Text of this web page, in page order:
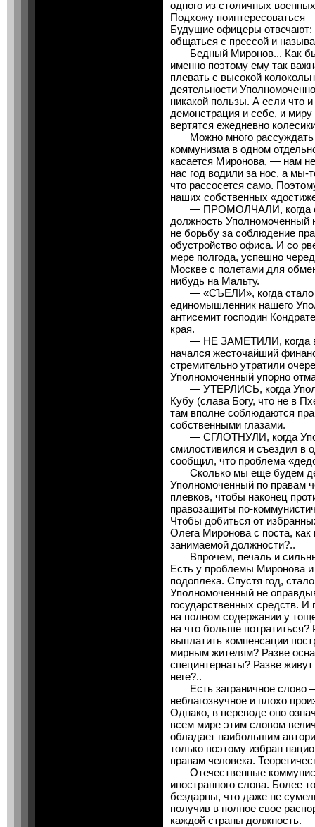
одного из столичных
Подхожу поинтересоваться
Будущие офицеры отвечают:
общаться с прессой и
Бедный Миронов... Как
именно поэтому ему так
плевать с высокой
деятельности
никакой пользы. А если что
демонстрация и себе, и миру
вертятся ежедневно
Можно много рассуждать
коммунизма в одном
касается Миронова, — нам
нас год водили за нос, а мы-
что рассосется само.
наших собственных
— ПРОМОЛЧАЛИ, когда
должность Уполномоченный
не борьбу за соблюдение
обустройство офиса. И со
мере полгода, успешно
Москве с полетами для
нибудь на Мальту.
— «СЪЕЛИ», когда стало
единомышленник нашего
антисемит господин
края.
— НЕ ЗАМЕТИЛИ, когда в
начался жесточайший
стремительно утратили
Уполномоченный упорно
— УТЕРЛИСЬ, когда
Кубу (слава Богу, что не в
там вполне соблюдаются
собственными глазами.
— СГЛОТНУЛИ, когда
смилостивился и съездил в
сообщил, что проблема
Сколько мы еще будем
Уполномоченный по правам
плевков, чтобы наконец
правозащиты по-
Чтобы добиться от
Олега Миронова с поста,
занимаемой должности?..
Впрочем, печаль и
Есть у проблемы Миронова и
подоплека. Спустя год,
Уполномоченный не
государственных средств.
на полном содержании у
на что больше
выплатить компенсации
мирным жителям? Разве
специнтернаты? Разве
неге?..
Есть заграничное слово
неблагозвучное и плохо
Однако, в переводе оно
всем мире этим словом
обладает наибольшим
только поэтому избран
правам человека.
Отечественные
иностранного слова. Более
бездарны, что даже не
получив в полное свое
каждой страны должность.